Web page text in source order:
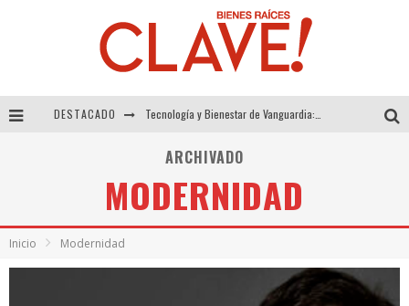
DESTACADO
El Despertar de la Calidez: Acabados Dorados de FV para Elevar tu Espacio
ARCHIVADO
MODERNIDAD
Inicio Modernidad